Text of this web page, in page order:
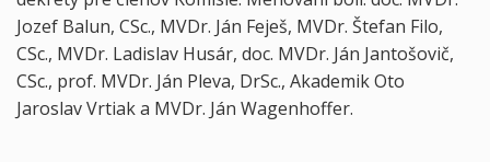
Jozef Balun, CSc., MVDr. Ján Feješ, MVDr. Štefan Filo,
CSc., MVDr. Ladislav Husár, doc. MVDr. Ján Jantošovič,
CSc., prof. MVDr. Ján Pleva, DrSc., Akademik Oto
Jaroslav Vrtiak a MVDr. Ján Wagenhoffer.